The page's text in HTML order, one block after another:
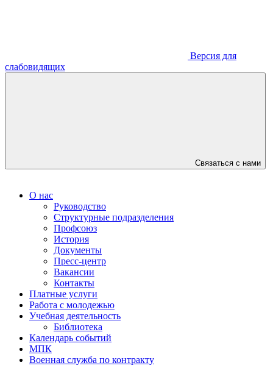
Версия для
слабовидящих
Связаться с нами
О нас
Руководство
Структурные подразделения
Профсоюз
История
Документы
Пресс-центр
Вакансии
Контакты
Платные услуги
Работа с молодежью
Учебная деятельность
Библиотека
Календарь событий
МПК
Военная служба по контракту